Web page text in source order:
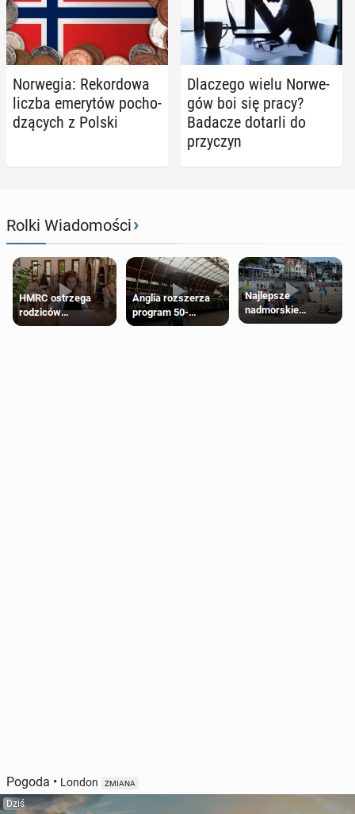
Nor­we­gia: Re­kor­do­wa
liczba eme­ry­tów po­cho­
dzą­cych z Polski
Dla­cze­go wielu Nor­we­
gów boi się pracy?
Badacze dotarli do
przy­czyn
Rolki Wiadomości›
HMRC ostrzega
rodziców
pobierających Child
Anglia rozszerza
program 50-
procentowych
Najlepsze
nadmorskie
miasteczko blisko
Pogoda • London ZMIANA
Dziś